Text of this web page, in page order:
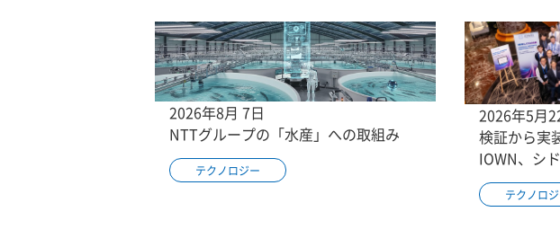
2026年8月 7日
NTTグループの「水産」への取組み
テクノロジー
2026年5月
検証から実
IOWN、シ
テクノロ